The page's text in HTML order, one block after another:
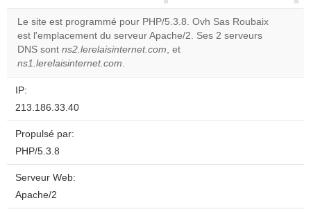
correctly.
Do you
Le site est programmé pour PHP/5.3.8. Ovh Sas Roubaix
est l'emplacement du serveur Apache/2. Ses 2 serveurs
DNS sont ns2.lerelaisinternet.com, et
ns1.lerelaisinternet.com.
IP:
213.186.33.40
Propulsé par:
PHP/5.3.8
Serveur Web:
Apache/2